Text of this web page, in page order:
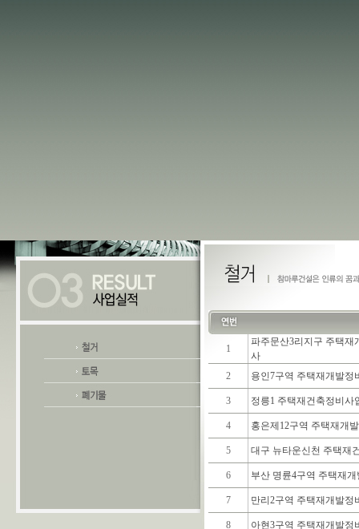
1
파주문산3리지구 주택재
사
2
용인7구역 주택재개발정
3 정릉1 주택재건축정비사
4 홍은제12구역 주택재개
5 대구 뉴타운신천 주택재
6 부산 명륜4구역 주택재
7 만리2구역 주택재개발정
8 아현3구역 주택재개발정